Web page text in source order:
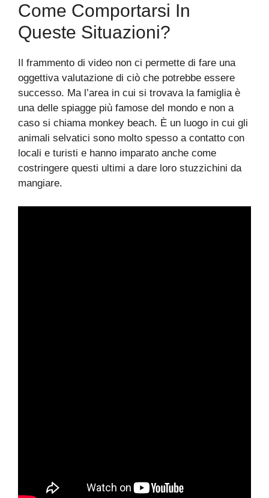
Come Comportarsi In
Queste Situazioni?
Il frammento di video non ci permette di fare una
oggettiva valutazione di ciò che potrebbe essere
successo. Ma l’area in cui si trovava la famiglia è
una delle spiagge più famose del mondo e non a
caso si chiama monkey beach. È un luogo in cui gli
animali selvatici sono molto spesso a contatto con
locali e turisti e hanno imparato anche come
costringere questi ultimi a dare loro stuzzichini da
mangiare.